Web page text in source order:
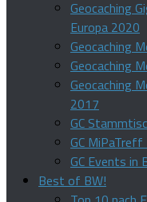
Geocaching
Europa 2020
Geocaching
Geocaching
Geocaching
2017
GC
GC MiPaTreff
GC Events in
Best of BW!